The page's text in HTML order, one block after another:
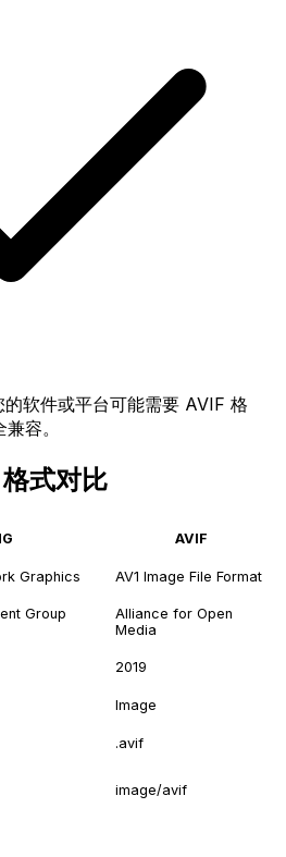
软件或平台可能需要 AVIF 格
容。
式对比
AVIF
Graphics AV1 Image File Format
Group
Alliance for Open
Media
2019
Image
.avif
image/avif